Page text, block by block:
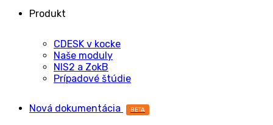
Prečítajte si viac o týchto účeloch
Uložiť predvoľby
Zobraziť predvoľby
Vyhlásenie o ochrane osobných údajov